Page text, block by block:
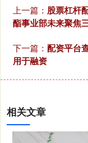
上一篇： 股票杠杆
酯事业部未来聚焦
下一篇： 配资平台
用于融资
相关文章